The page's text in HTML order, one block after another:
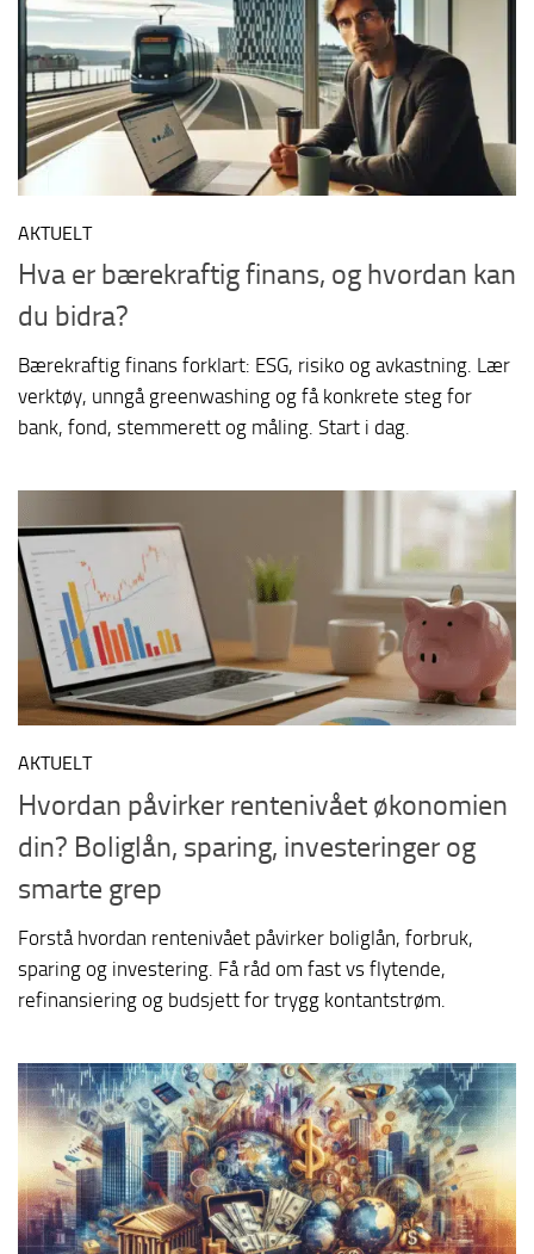
AKTUELT
Hva er bærekraftig finans, og hvordan kan
du bidra?
Bærekraftig finans forklart: ESG, risiko og avkastning. Lær
verktøy, unngå greenwashing og få konkrete steg for
bank, fond, stemmerett og måling. Start i dag.
AKTUELT
Hvordan påvirker rentenivået økonomien
din? Boliglån, sparing, investeringer og
smarte grep
Forstå hvordan rentenivået påvirker boliglån, forbruk,
sparing og investering. Få råd om fast vs flytende,
refinansiering og budsjett for trygg kontantstrøm.